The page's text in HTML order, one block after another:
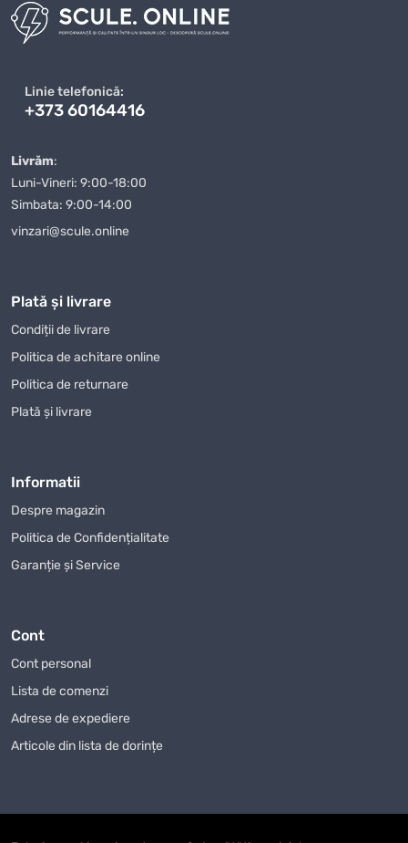
Avantajele achiziției de la noi nu se rezumă doar la prețuri
excelente, ci și la un nivel ridicat de servicii. Ne preocupăm de
Dacă aveți întrebări sau nelămuriri, echipa noastră de specialiști
Când comandați
(TMGR41) de la magazinul nostru, puteți fi siguri că veți primi
un produs de calitate într-un timp scurt. Oferim diverse
convenabil pentru clienții noștri. Indiferent unde vă aflați în
cumpăraGenerator electric diesel TMGPOWER (TMGR41)
livrare, dar și de a profita de alte condiții avantajoase, cum ar fi
promoțiile și reducerile care sunt actualizate periodic pe site-ul
nostru. Urmăriți-ne pentru a nu rata ofertele avantajoase la
Mulți dintre clienții noștri au apreciat deja calitatea
achiziționat din magazinul nostru online și ne-au lăsat
recenzii pozitive. Apreciem opinia fiecărui client și ne
străduim să îmbunătățim serviciile noastre pentru a face
TMGPOWER (TMGR41)
pentru clienții noștri, iar fiecare cumpărător poate conta pe o
abordare individuală.
(TMGR41)
este alegerea perfectă pentru cei care apreciază
Linie telefonică:
+373 60164416
Livrăm:
Luni-Vineri: 9:00-18:00
Simbata: 9:00-14:00
vinzari@scule.online
Plată și livrare
Condiții de livrare
Politica de achitare online
Politica de returnare
Plată și livrare
Informatii
Despre magazin
Politica de Confidențialitate
Garanție și Service
Cont
Cont personal
Lista de comenzi
Adrese de expediere
Articole din lista de dorințe